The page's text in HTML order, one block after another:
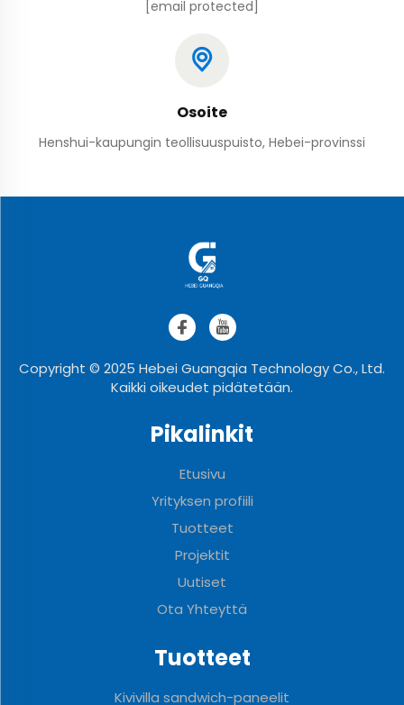
[email protected]
Osoite
Henshui-kaupungin teollisuuspuisto, Hebei-provinssi
Copyright © 2025 Hebei Guangqia Technology Co., Ltd.
Kaikki oikeudet pidätetään.
Pikalinkit
Etusivu
Yrityksen profiili
Tuotteet
Projektit
Uutiset
Ota Yhteyttä
Tuotteet
Kivivilla sandwich-paneelit